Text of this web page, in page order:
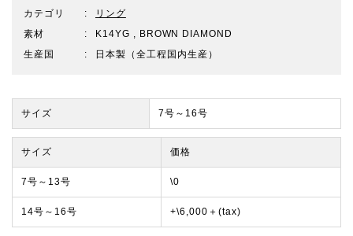
カテゴリ
リング
素材
K14YG , BROWN DIAMOND
生産国
日本製（全工程国内生産）
サイズ 7号～16号
サイズ 価格
7号～13号 \0
14号～16号 +\6,000＋(tax)